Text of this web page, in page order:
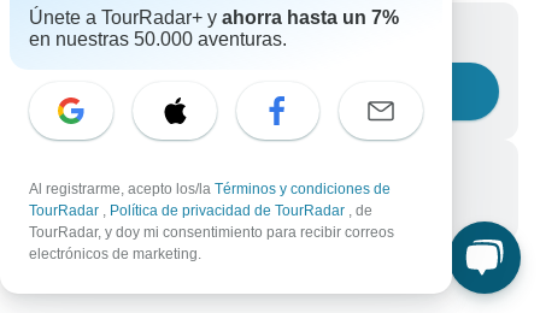
Escríbenos un mensaje
+34 933 938 984
Únete a TourRadar+ y ahorra hasta un 7%
en nuestras 50.000 aventuras.
Al registrarme, acepto los/la Términos y condiciones de
TourRadar , Política de privacidad de TourRadar , de
TourRadar, y doy mi consentimiento para recibir correos
electrónicos de marketing.